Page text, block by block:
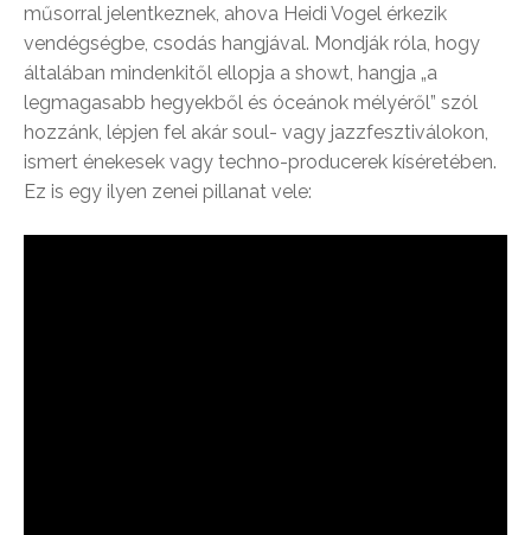
műsorral jelentkeznek, ahova Heidi Vogel érkezik
vendégségbe, csodás hangjával. Mondják róla, hogy
általában mindenkitől ellopja a showt, hangja „a
legmagasabb hegyekből és óceánok mélyéről” szól
hozzánk, lépjen fel akár soul- vagy jazzfesztiválokon,
ismert énekesek vagy techno-producerek kíséretében.
Ez is egy ilyen zenei pillanat vele: